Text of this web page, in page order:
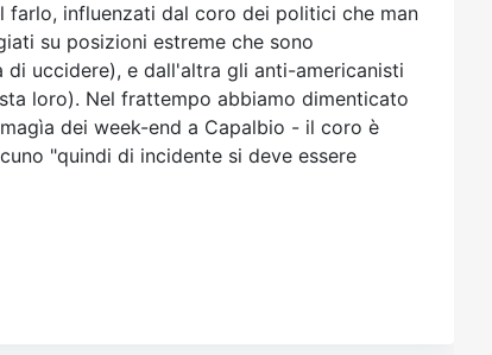
farlo, influenzati dal coro dei politici che man
su posizioni estreme che sono
uccidere), e dall'altra gli anti-americanisti
loro). Nel frattempo abbiamo dimenticato
dei week-end a Capalbio - il coro è
"quindi di incidente si deve essere